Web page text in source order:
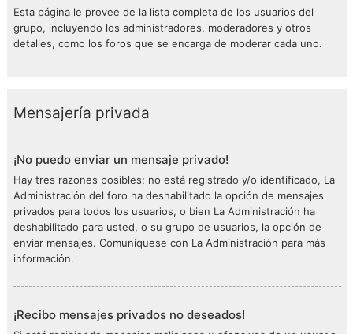
Esta página le provee de la lista completa de los usuarios del
grupo, incluyendo los administradores, moderadores y otros
detalles, como los foros que se encarga de moderar cada uno.
Mensajería privada
¡No puedo enviar un mensaje privado!
Hay tres razones posibles; no está registrado y/o identificado, La
Administración del foro ha deshabilitado la opción de mensajes
privados para todos los usuarios, o bien La Administración ha
deshabilitado para usted, o su grupo de usuarios, la opción de
enviar mensajes. Comuníquese con La Administración para más
información.
¡Recibo mensajes privados no deseados!